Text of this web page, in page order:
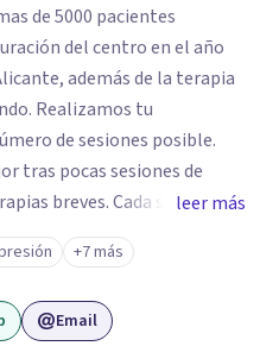
de 5000 pacientes
del centro en el año
además de la terapia
tu
de sesiones posible.
tras pocas sesiones de
breves. Cada sesión de
y te ayudará a conseguir
destaca la
como el tratamiento de
ansiedad , estrés,
leer más
+7 más
Email